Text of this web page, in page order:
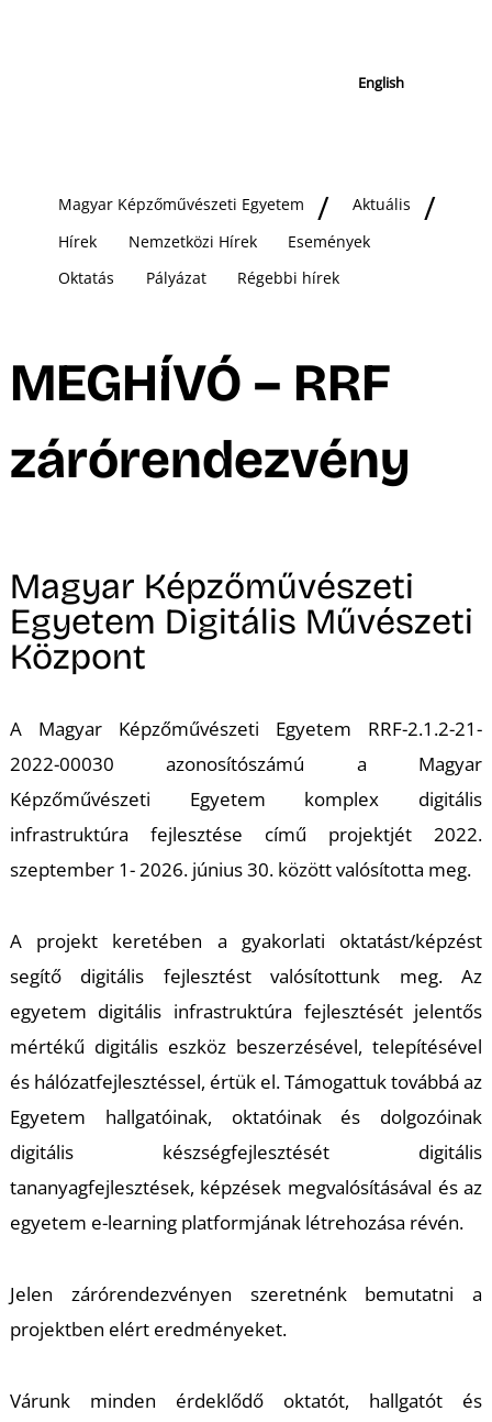
English
Magyar Képzőművészeti Egyetem
Aktuális
Hírek
Nemzetközi Hírek
Események
Oktatás
Pályázat Régebbi hírek
MEGHÍVÓ – RRF
zárórendezvény
Magyar Képzőművészeti
Egyetem Digitális Művészeti
Központ
A Magyar Képzőművészeti Egyetem RRF-2.1.2-21-
2022-00030 azonosítószámú a Magyar
Képzőművészeti Egyetem komplex digitális
infrastruktúra fejlesztése című projektjét 2022.
szeptember 1- 2026. június 30. között valósította meg.
A projekt keretében a gyakorlati oktatást/képzést
segítő digitális fejlesztést valósítottunk meg. Az
egyetem digitális infrastruktúra fejlesztését jelentős
mértékű digitális eszköz beszerzésével, telepítésével
és hálózatfejlesztéssel, értük el. Támogattuk továbbá az
Egyetem hallgatóinak, oktatóinak és dolgozóinak
digitális készségfejlesztését digitális
tananyagfejlesztések, képzések megvalósításával és az
egyetem e-learning platformjának létrehozása révén.
Jelen zárórendezvényen szeretnénk bemutatni a
projektben elért eredményeket.
Várunk minden érdeklődő oktatót, hallgatót és